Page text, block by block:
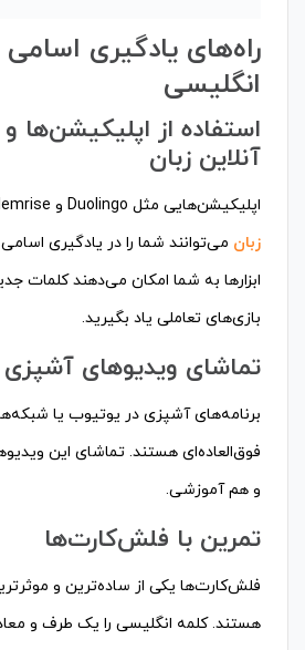
راه‌های یادگیری اسامی
انگلیسی
استفاده از اپلیکیشن‌ها
آنلاین زبان
اپلیکیشن‌هایی مثل Duolingo و Memrise و
زبان می‌توانند شما را در یادگیری
ابزارها به شما امکان می‌دهند کلمات
بازی‌های تعاملی یاد بگیرید.
تماشای ویدیوهای آشپزی
برنامه‌های آشپزی در یوتیوب یا
فوق‌العاده‌ای هستند. تماشای این
و هم آموزشی.
تمرین با فلش‌کارت‌ها
فلش‌کارت‌ها یکی از ساده‌ترین و
هستند. کلمه انگلیسی را یک طرف و